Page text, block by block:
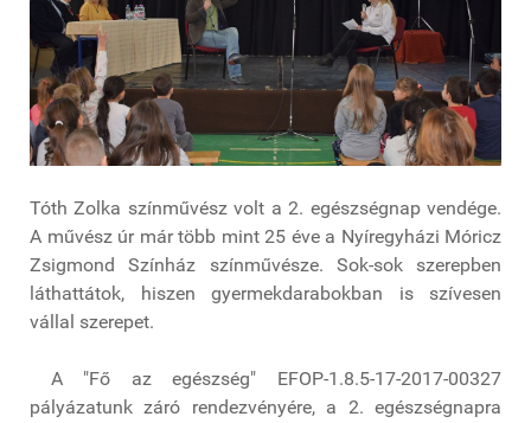
Tóth Zolka színművész volt a 2. egészségnap vendége.
A művész úr már több mint 25 éve a Nyíregyházi Móricz
Zsigmond Színház színművésze. Sok-sok szerepben
láthattátok, hiszen gyermekdarabokban is szívesen
vállal szerepet.
A "Fő az egészség" EFOP-1.8.5-17-2017-00327
pályázatunk záró rendezvényére, a 2. egészségnapra